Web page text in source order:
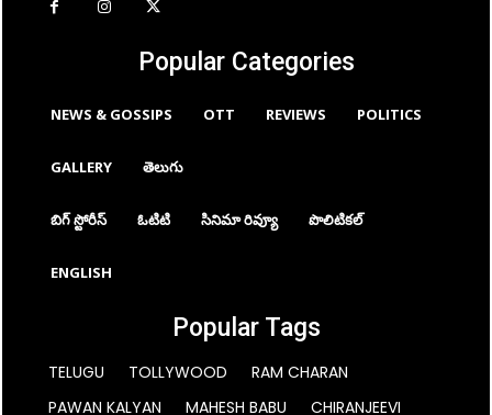
Popular Categories
NEWS & GOSSIPS OTT REVIEWS POLITICS
GALLERY తెలుగు
బిగ్ స్టోరీస్ ఓటిటి సినిమా రివ్యూ పొలిటికల్
ENGLISH
Popular Tags
TELUGU TOLLYWOOD
RAM CHARAN
PAWAN KALYAN
MAHESH BABU CHIRANJEEVI